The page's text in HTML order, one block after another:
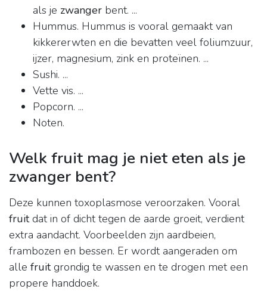
als je zwanger bent. ...
Hummus. Hummus is vooral gemaakt van
kikkererwten en die bevatten veel foliumzuur,
ijzer, magnesium, zink en proteïnen. ...
Sushi. ...
Vette vis. ...
Popcorn. ...
Noten.
Welk fruit mag je niet eten als je
zwanger bent?
Deze kunnen toxoplasmose veroorzaken. Vooral
fruitdat in of dicht tegen de aarde groeit, verdient
extra aandacht. Voorbeelden zijn aardbeien,
frambozen en bessen. Er wordt aangeraden om
alle fruitgrondig te wassen en te drogen met een
propere handdoek.